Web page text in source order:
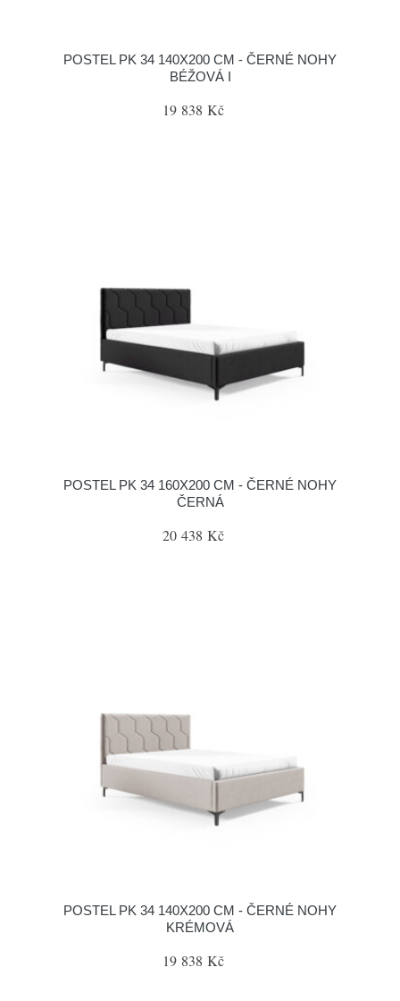
POSTEL PK 34 140X200 CM - ČERNÉ NOHY
BÉŽOVÁ I
19 838 Kč
POSTEL PK 34 160X200 CM - ČERNÉ NOHY
ČERNÁ
20 438 Kč
POSTEL PK 34 140X200 CM - ČERNÉ NOHY
KRÉMOVÁ
19 838 Kč